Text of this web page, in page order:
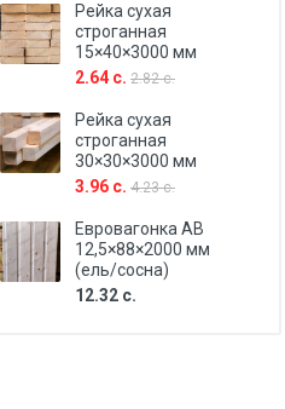
Рейка сухая
строганная
15×40×3000 мм
2.64 с. 2.82 с.
Рейка сухая
строганная
30×30×3000 мм
3.96 с. 4.23 с.
Евровагонка AB
12,5×88×2000 мм
(ель/сосна)
12.32 с.